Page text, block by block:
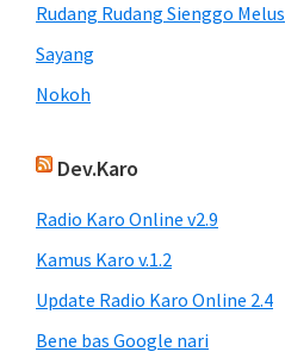
Rudang Rudang Sienggo Melus
Sayang
Nokoh
Dev.Karo
Radio Karo Online v2.9
Kamus Karo v.1.2
Update Radio Karo Online 2.4
Bene bas Google nari